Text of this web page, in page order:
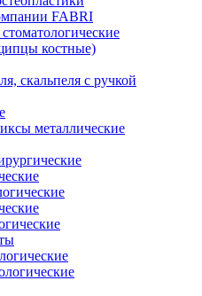
FABRI
костные)
скальпеля с ручкой
металлические